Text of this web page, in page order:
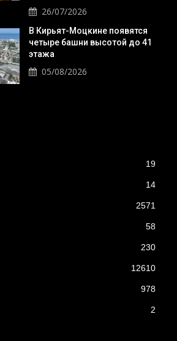
26/07/2026
В Кирьят-Моцкине появятся
четыре башни высотой до 41
этажа
05/08/2026
19
14
2571
58
230
12610
978
2